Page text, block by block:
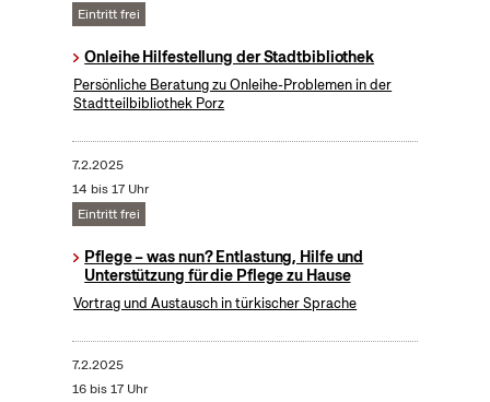
Eintritt frei
Onleihe Hilfestellung der Stadtbibliothek
Persönliche Beratung zu Onleihe-Problemen in der
Stadtteilbibliothek Porz
7.2.2025
14 bis 17 Uhr
Eintritt frei
Pflege – was nun? Entlastung, Hilfe und
Unterstützung für die Pflege zu Hause
Vortrag und Austausch in türkischer Sprache
7.2.2025
16 bis 17 Uhr